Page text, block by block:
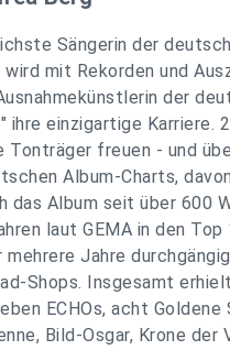
Sängerin der
mit Rekorden und
der
ihre einzigartige Karriere.
Tonträger freuen - und
Album-Charts,
das Album seit über 600
laut GEMA in den
mehrere Jahre
Shops. Insgesamt erhielt
ECHOs, acht
Bild-Osgar, Krone der